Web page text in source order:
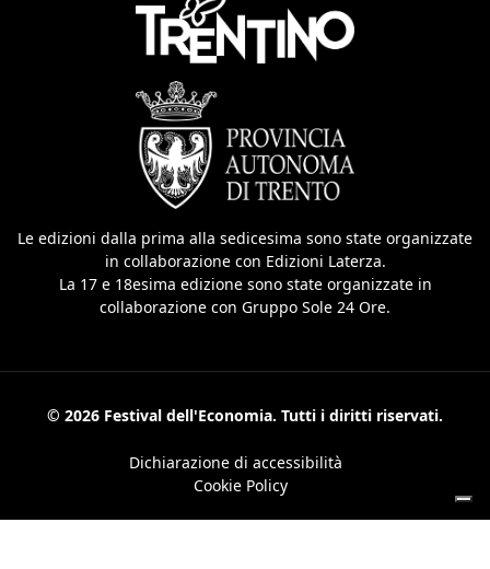
Le edizioni dalla prima alla sedicesima sono state organizzate
in collaborazione con Edizioni Laterza.
La 17 e 18esima edizione sono state organizzate in
collaborazione con Gruppo Sole 24 Ore.
© 2026 Festival dell'Economia. Tutti i diritti riservati.
Dichiarazione di accessibilità
Cookie Policy